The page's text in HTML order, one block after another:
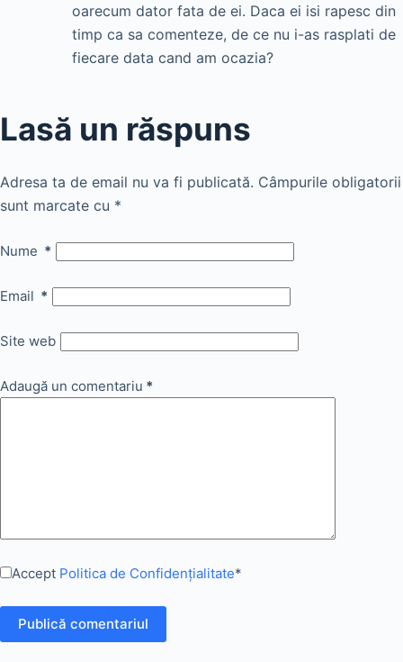
oarecum dator fata de ei. Daca ei isi rapesc din
timp ca sa comenteze, de ce nu i-as rasplati de
fiecare data cand am ocazia?
Lasă un răspuns
Adresa ta de email nu va fi publicată. Câmpurile obligatorii
sunt marcate cu *
Nume *
Email *
Site web
Adaugă un comentariu *
Accept Politica de Confidențialitate*
Publică comentariul